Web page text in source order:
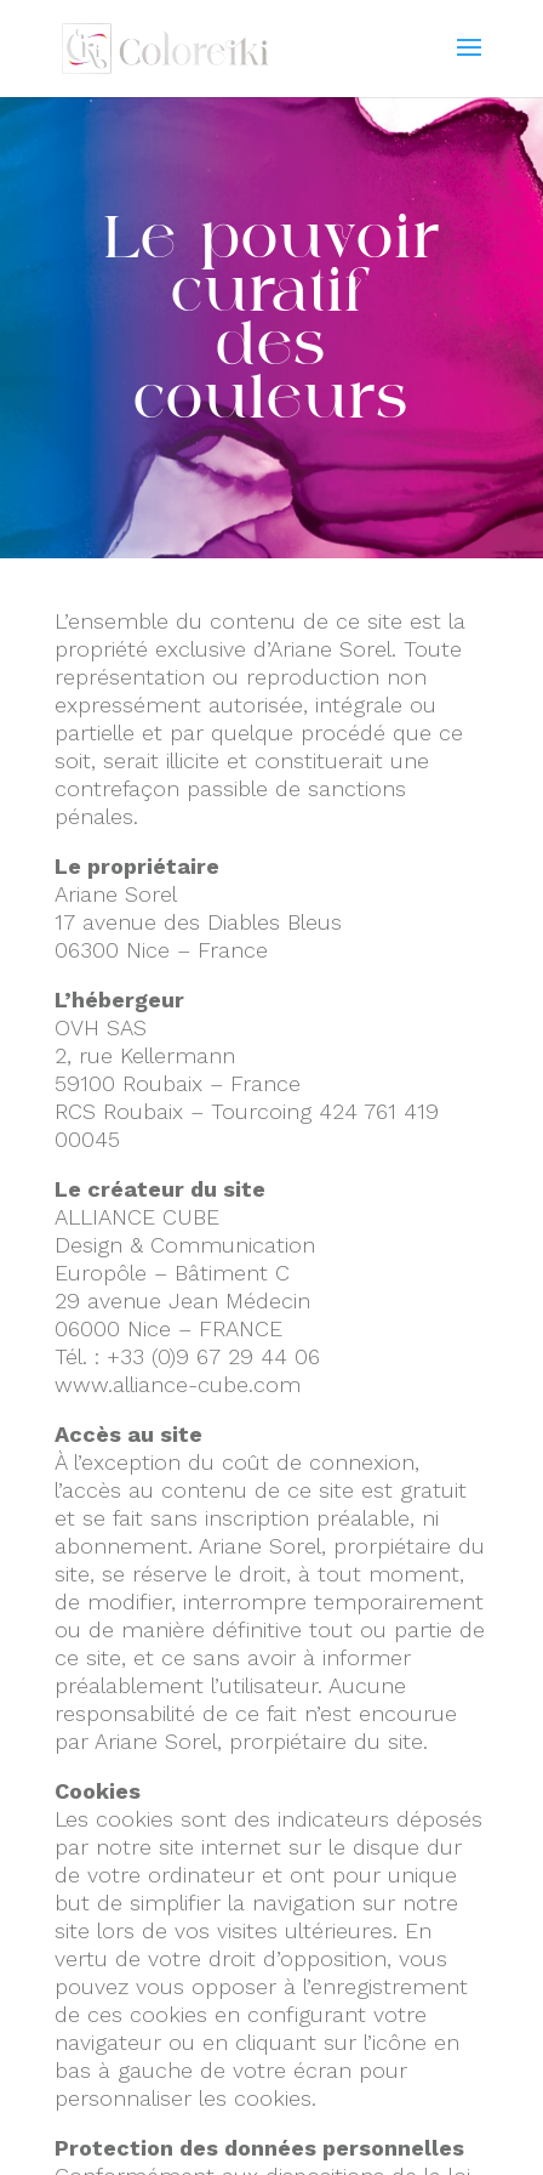
Le pouvoir
curatif
des
couleurs
L’ensemble du contenu de ce site est la
propriété exclusive d’Ariane Sorel. Toute
représentation ou reproduction non
expressément autorisée, intégrale ou
partielle et par quelque procédé que ce
soit, serait illicite et constituerait une
contrefaçon passible de sanctions
pénales.
Le propriétaire
Ariane Sorel
17 avenue des Diables Bleus
06300 Nice – France
L’hébergeur
OVH SAS
2, rue Kellermann
59100 Roubaix – France
RCS Roubaix – Tourcoing 424 761 419
00045
Le créateur du site
ALLIANCE CUBE
Design & Communication
Europôle – Bâtiment C
29 avenue Jean Médecin
06000 Nice – FRANCE
Tél. : +33 (0)9 67 29 44 06
www.alliance-cube.com
Accès au site
À l’exception du coût de connexion,
l’accès au contenu de ce site est gratuit
et se fait sans inscription préalable, ni
abonnement. Ariane Sorel, prorpiétaire du
site, se réserve le droit, à tout moment,
de modifier, interrompre temporairement
ou de manière définitive tout ou partie de
ce site, et ce sans avoir à informer
préalablement l’utilisateur. Aucune
responsabilité de ce fait n’est encourue
par Ariane Sorel, prorpiétaire du site.
Cookies
Les cookies sont des indicateurs déposés
par notre site internet sur le disque dur
de votre ordinateur et ont pour unique
but de simplifier la navigation sur notre
site lors de vos visites ultérieures. En
vertu de votre droit d’opposition, vous
pouvez vous opposer à l’enregistrement
de ces cookies en configurant votre
navigateur ou en cliquant sur l’icône en
bas à gauche de votre écran pour
personnaliser les cookies.
Protection des données personnelles